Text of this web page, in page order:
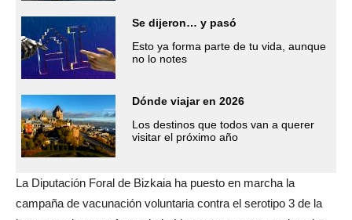
Se dijeron… y pasó
Esto ya forma parte de tu vida, aunque
no lo notes
Dónde viajar en 2026
Los destinos que todos van a querer
visitar el próximo año
La Diputación Foral de Bizkaia ha puesto en marcha la
campaña de vacunación voluntaria contra el serotipo 3 de la